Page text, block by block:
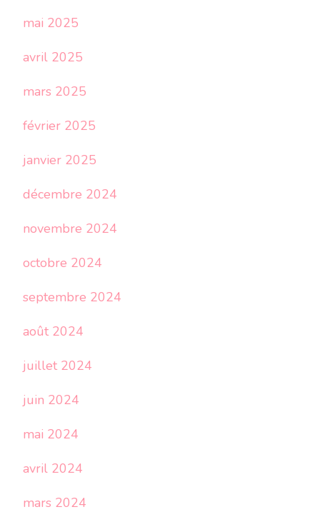
mai 2025
avril 2025
mars 2025
février 2025
janvier 2025
décembre 2024
novembre 2024
octobre 2024
septembre 2024
août 2024
juillet 2024
juin 2024
mai 2024
avril 2024
mars 2024